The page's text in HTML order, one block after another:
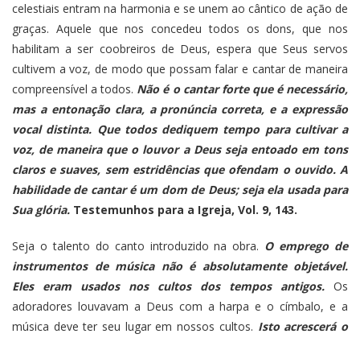
celestiais entram na harmonia e se unem ao cântico de ação de
graças. Aquele que nos concedeu todos os dons, que nos
habilitam a ser coobreiros de Deus, espera que Seus servos
cultivem a voz, de modo que possam falar e cantar de maneira
compreensível a todos. Não é o cantar forte que é necessário,
mas a entonação clara, a pronúncia correta, e a expressão
vocal distinta. Que todos dediquem tempo para cultivar a
voz, de maneira que o louvor a Deus seja entoado em tons
claros e suaves, sem estridências que ofendam o ouvido. A
habilidade de cantar é um dom de Deus; seja ela usada para
Sua glória. Testemunhos para a Igreja, Vol. 9, 143.
Seja o talento do canto introduzido na obra. O emprego de
instrumentos de música não é absolutamente objetável.
Eles eram usados nos cultos dos tempos antigos. Os
adoradores louvavam a Deus com a harpa e o címbalo, e a
música deve ter seu lugar em nossos cultos. Isto acrescerá o